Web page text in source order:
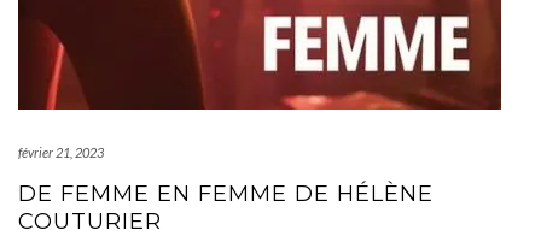
février 21, 2023
DE FEMME EN FEMME DE HÉLÈNE
COUTURIER